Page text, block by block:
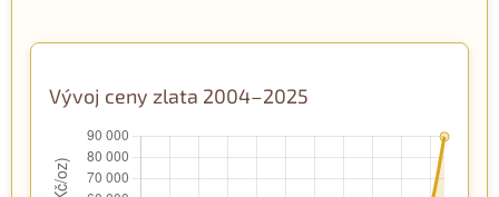
Vývoj ceny zlata 2004–2025